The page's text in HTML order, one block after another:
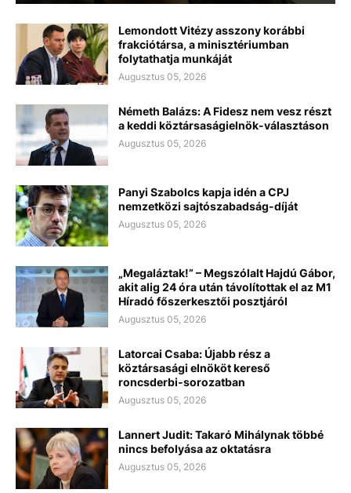
Lemondott Vitézy asszony korábbi
frakciótársa, a minisztériumban
folytathatja munkáját
Augusztus 05, 2026
Németh Balázs: A Fidesz nem vesz részt
a keddi köztársaságielnök-választáson
Augusztus 05, 2026
Panyi Szabolcs kapja idén a CPJ
nemzetközi sajtószabadság-díját
Augusztus 05, 2026
„Megaláztak!” – Megszólalt Hajdú Gábor,
akit alig 24 óra után távolítottak el az M1
Híradó főszerkesztői posztjáról
Augusztus 05, 2026
Latorcai Csaba: Újabb rész a
köztársasági elnököt kereső
roncsderbi-sorozatban
Augusztus 05, 2026
Lannert Judit: Takaró Mihálynak többé
nincs befolyása az oktatásra
Augusztus 05, 2026